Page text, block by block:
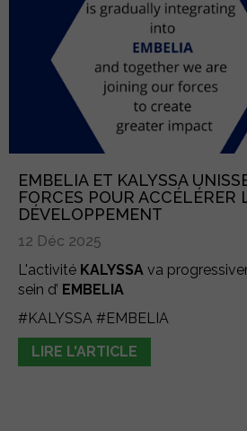
EMBELIA ET KALYSSA
FORCES POUR ACCÉLÉRER
DÉVELOPPEMENT
12 Déc 2025
L'activité KALYSSA va
sein d’ EMBELIA
#KALYSSA #EMBELIA
LIRE L'ARTICLE